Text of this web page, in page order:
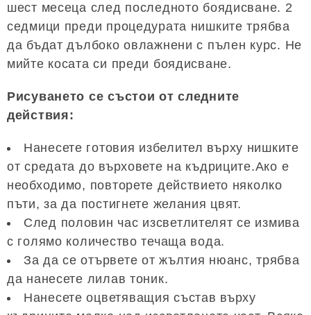
шест месеца след последното боядисване. 2
седмици преди процедурата нишките трябва
да бъдат дълбоко овлажнени с пълен курс. Не
мийте косата си преди боядисване.
Рисуването се състои от следните
действия:
Нанесете готовия избелител върху нишките
от средата до върховете на къдриците.Ако е
необходимо, повторете действието няколко
пъти, за да постигнете желания цвят.
След половин час изсветлителят се измива
с голямо количество течаща вода.
За да се отървете от жълтия нюанс, трябва
да нанесете лилав тоник.
Нанесете оцветяващия състав върху